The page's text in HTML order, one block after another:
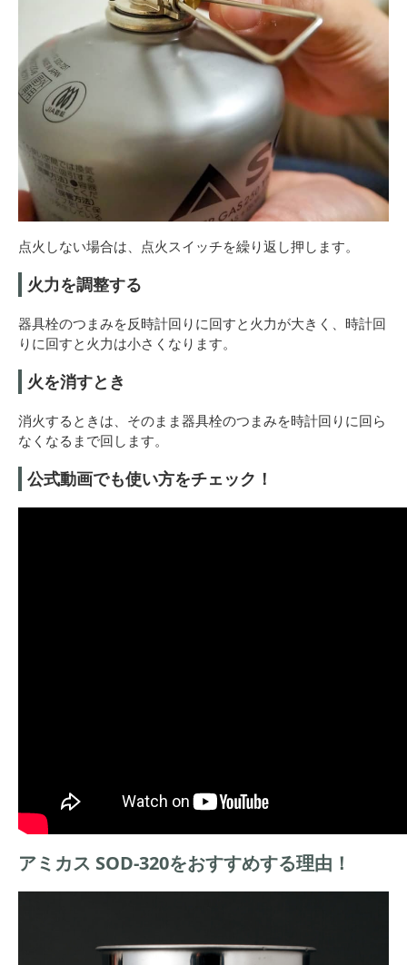
点火しない場合は、点火スイッチを繰り返し押します。
火力を調整する
器具栓のつまみを反時計回りに回すと火力が大きく、時計回
りに回すと火力は小さくなります。
火を消すとき
消火するときは、そのまま器具栓のつまみを時計回りに回ら
なくなるまで回します。
公式動画でも使い方をチェック！
アミカス SOD-320をおすすめする理由！